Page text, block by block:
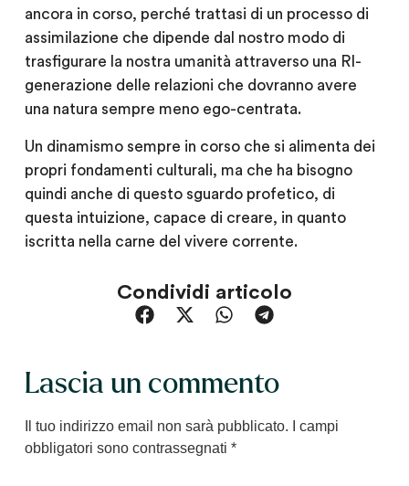
ancora in corso, perché trattasi di un processo di
assimilazione che dipende dal nostro modo di
trasfigurare la nostra umanità attraverso una RI-
generazione delle relazioni che dovranno avere
una natura sempre meno ego-centrata.
Un dinamismo sempre in corso che si alimenta dei
propri fondamenti culturali, ma che ha bisogno
quindi anche di questo sguardo profetico, di
questa intuizione, capace di creare, in quanto
iscritta nella carne del vivere corrente.
Condividi articolo
Lascia un commento
Il tuo indirizzo email non sarà pubblicato.
I campi
obbligatori sono contrassegnati *